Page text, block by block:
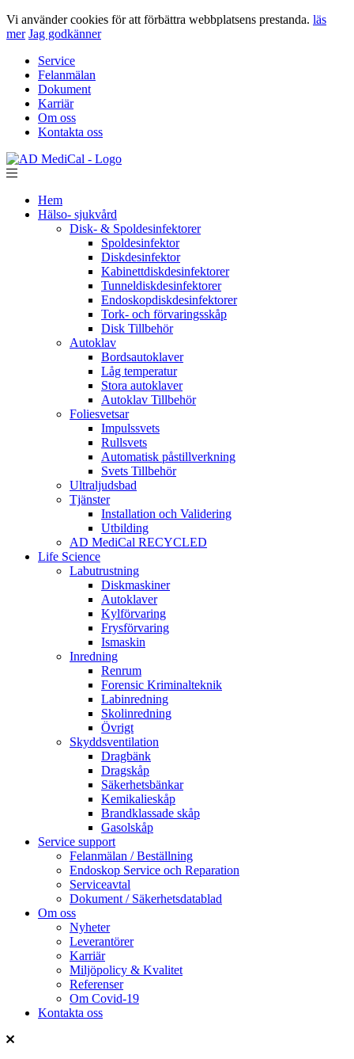
Vi använder cookies för att förbättra webbplatsens prestanda. läs
mer Jag godkänner
Service
Felanmälan
Dokument
Karriär
Om oss
Kontakta oss
Hem
Hälso- sjukvård
Disk- & Spoldesinfektorer
Spoldesinfektor
Diskdesinfektor
Kabinettdiskdesinfektorer
Tunneldiskdesinfektorer
Endoskopdiskdesinfektorer
Tork- och förvaringsskåp
Disk Tillbehör
Autoklav
Bordsautoklaver
Låg temperatur
Stora autoklaver
Autoklav Tillbehör
Foliesvetsar
Impulssvets
Rullsvets
Automatisk påstillverkning
Svets Tillbehör
Ultraljudsbad
Tjänster
Installation och Validering
Utbilding
AD MediCal RECYCLED
Life Science
Labutrustning
Diskmaskiner
Autoklaver
Kylförvaring
Frysförvaring
Ismaskin
Inredning
Renrum
Forensic Kriminalteknik
Labinredning
Skolinredning
Övrigt
Skyddsventilation
Dragbänk
Dragskåp
Säkerhetsbänkar
Kemikalieskåp
Brandklassade skåp
Gasolskåp
Service support
Felanmälan / Beställning
Endoskop Service och Reparation
Serviceavtal
Dokument / Säkerhetsdatablad
Om oss
Nyheter
Leverantörer
Karriär
Miljöpolicy & Kvalitet
Referenser
Om Covid-19
Kontakta oss